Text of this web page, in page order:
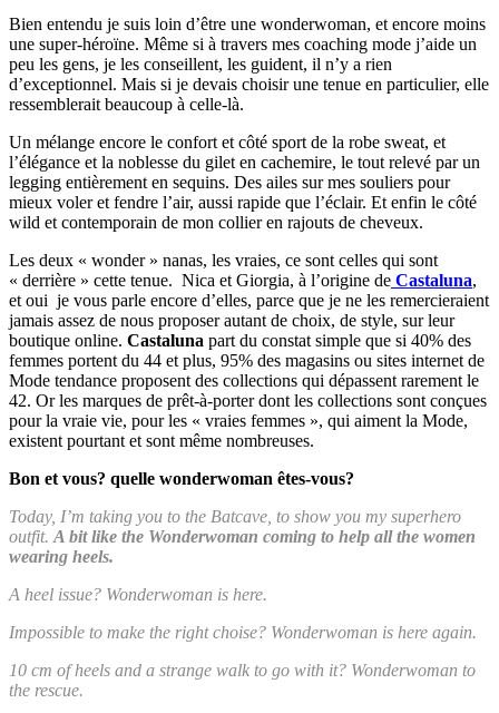
Bien entendu je suis loin d’être une wonderwoman, et encore moins
une super-héroïne. Même si à travers mes coaching mode j’aide un
peu les gens, je les conseillent, les guident, il n’y a rien
d’exceptionnel. Mais si je devais choisir une tenue en particulier, elle
ressemblerait beaucoup à celle-là.
Un mélange encore le confort et côté sport de la robe sweat, et
l’élégance et la noblesse du gilet en cachemire, le tout relevé par un
legging entièrement en sequins. Des ailes sur mes souliers pour
mieux voler et fendre l’air, aussi rapide que l’éclair. Et enfin le côté
wild et contemporain de mon collier en rajouts de cheveux.
Les deux « wonder » nanas, les vraies, ce sont celles qui sont
« derrière » cette tenue. Nica et Giorgia, à l’origine de Castaluna,
et oui je vous parle encore d’elles, parce que je ne les remercieraient
jamais assez de nous proposer autant de choix, de style, sur leur
boutique online. Castaluna part du constat simple que si 40% des
femmes portent du 44 et plus, 95% des magasins ou sites internet de
Mode tendance proposent des collections qui dépassent rarement le
42. Or les marques de prêt-à-porter dont les collections sont conçues
pour la vraie vie, pour les « vraies femmes », qui aiment la Mode,
existent pourtant et sont même nombreuses.
Bon et vous? quelle wonderwoman êtes-vous?
Today, I’m taking you to the Batcave, to show you my superhero
outfit. A bit like the Wonderwoman coming to help all the women
wearing heels.
A heel issue? Wonderwoman is here.
Impossible to make the right choise? Wonderwoman is here again.
10 cm of heels and a strange walk to go with it? Wonderwoman to
the rescue.